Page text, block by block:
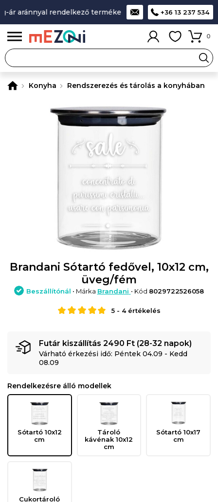
aránnyal rendelkező termékek A legjobb design-
+36 13 237 534
0
Konyha Rendszerezés és tárolás a konyhában
Brandani Sótartó fedővel, 10x12 cm,
üveg/fém
Beszállítónál • Márka Brandani • Kód 8029722526058
5- 4értékelés
Futár kiszállítás 2490 Ft (28-32 napok)
Várható érkezési idő: Péntek 04.09 - Kedd
08.09
Rendelkezésre álló modellek
Sótartó 10x12
cm
Tároló
kávénak 10x12
cm
Sótartó 10x17
cm
Cukortároló